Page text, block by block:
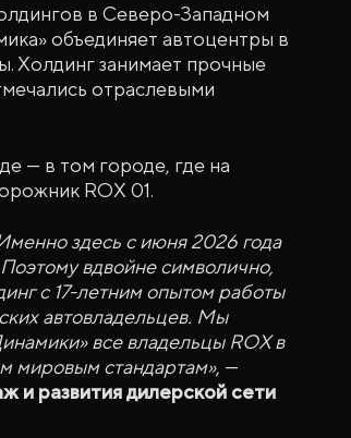
в Северо-Западном
объединяет автоцентры в
Холдинг занимает прочные
отраслевыми
— в том городе, где на
ROX 01.
здесь с июня 2026 года
вдвойне символично,
с 17-летним опытом работы
автовладельцев. Мы
все владельцы ROX в
мировым стандартам», —
и развития дилерской сети